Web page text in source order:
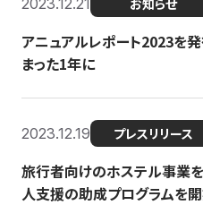
2023.12.21 お知らせ
アニュアルレポート2023を
まった1年に
2023.12.19 プレスリリース
旅行者向けのホステル事業
人支援の助成プログラムを